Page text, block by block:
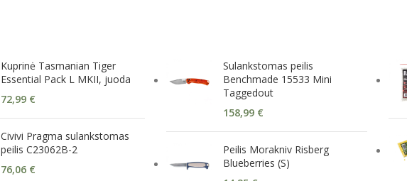
Kuprinė Tasmanian Tiger
Essential Pack L MKII, juoda
72,99 €
Civivi Pragma sulankstomas
peilis C23062B-2
76,06 €
Sulankstomas peilis
Benchmade 15533 Mini
Taggedout
158,99 €
Peilis Morakniv Risberg
Blueberries (S)